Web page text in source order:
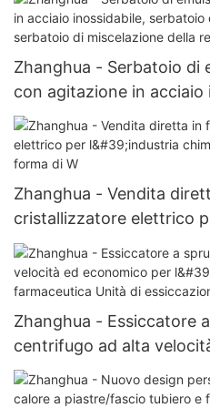
cono
Zhanghua - Serbatoio di
con agitazione in acciaio
di miscelazione del miele,
miscelazione della
Zhanghua - Vendita
cristallizzatore elettrico
con agitatore meccanico
Zhanghua - Essiccatore
centrifugo ad alta
l'industria chimica
essiccazione a spruzzo